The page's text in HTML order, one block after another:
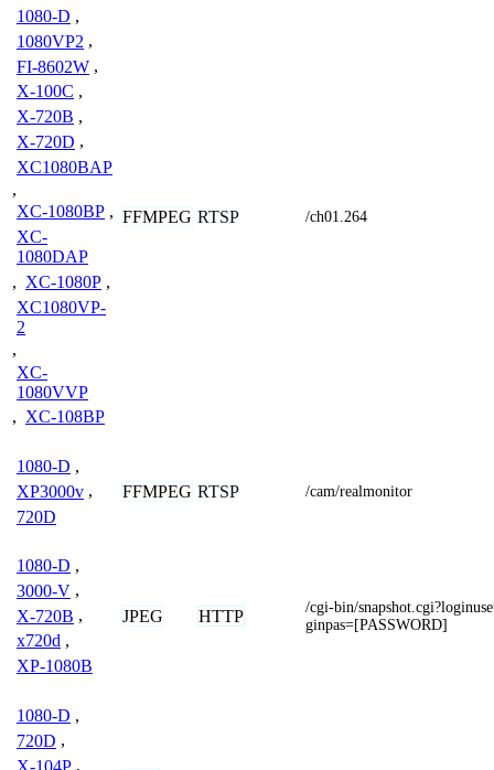
1080-D ,
1080VP2 ,
FI-8602W ,
X-100C ,
X-720B ,
X-720D ,
XC1080BAP
,
XC-1080BP ,
XC-
1080DAP
, XC-1080P ,
XC1080VP-
2
,
XC-
1080VVP
, XC-108BP
FFMPEG RTSP /ch01.264
1080-D ,
XP3000v ,
720D
FFMPEG RTSP /cam/realmonitor
1080-D ,
3000-V ,
X-720B ,
x720d ,
XP-1080B
JPEG HTTP
/cgi-bin/
ginpas=[PASSWORD]
1080-D ,
720D ,
X-104P ,